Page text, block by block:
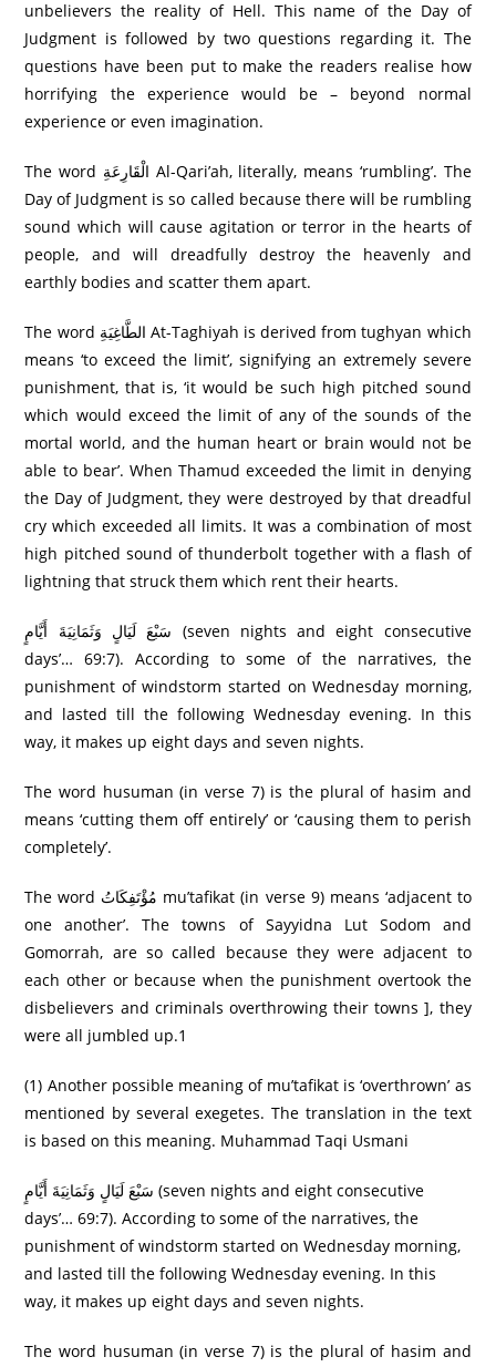
unbelievers the reality of Hell. This name of the Day of
Judgment is followed by two questions regarding it. The
questions have been put to make the readers realise how
horrifying the experience would be – beyond normal
experience or even imagination.
The word الْقَارِ‌عَةِ Al-Qari’ah, literally, means ‘rumbling’. The
Day of Judgment is so called because there will be rumbling
sound which will cause agitation or terror in the hearts of
people, and will dreadfully destroy the heavenly and
earthly bodies and scatter them apart.
The word الطَّاغِيَةِ At-Taghiyah is derived from tughyan which
means ‘to exceed the limit’, signifying an extremely severe
punishment, that is, ‘it would be such high pitched sound
which would exceed the limit of any of the sounds of the
mortal world, and the human heart or brain would not be
able to bear’. When Thamud exceeded the limit in denying
the Day of Judgment, they were destroyed by that dreadful
cry which exceeded all limits. It was a combination of most
high pitched sound of thunderbolt together with a flash of
lightning that struck them which rent their hearts.
سَبْعَ لَيَالٍ وَثَمَانِيَةَ أَيَّامٍ (seven nights and eight consecutive
days’… 69:7). According to some of the narratives, the
punishment of windstorm started on Wednesday morning,
and lasted till the following Wednesday evening. In this
way, it makes up eight days and seven nights.
The word husuman (in verse 7) is the plural of hasim and
means ‘cutting them off entirely’ or ‘causing them to perish
completely’.
The word مُؤْتَفِكَاتُ mu’tafikat (in verse 9) means ‘adjacent to
one another’. The towns of Sayyidna Lut Sodom and
Gomorrah, are so called because they were adjacent to
each other or because when the punishment overtook the
disbelievers and criminals overthrowing their towns ], they
were all jumbled up.1
(1) Another possible meaning of mu’tafikat is ‘overthrown’ as
mentioned by several exegetes. The translation in the text
is based on this meaning. Muhammad Taqi Usmani
سَبْعَ لَيَالٍ وَثَمَانِيَةَ أَيَّامٍ (seven nights and eight consecutive
days’… 69:7). According to some of the narratives, the
punishment of windstorm started on Wednesday morning,
and lasted till the following Wednesday evening. In this
way, it makes up eight days and seven nights.
The word husuman (in verse 7) is the plural of hasim and